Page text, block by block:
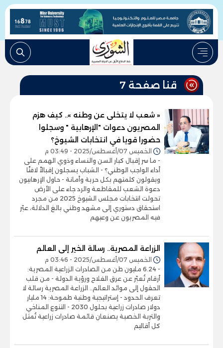
قنا صفحة 7
« شعب لا يتخلى عن وطنه ».. كيف هزم
المصريون دعوات "الإرهابية " وسجلوا
حضورا قويا في انتخابات الشيوخ؟
الخميس 07/أغسطس/2025 - 03:49 م
- ما سر إقبال كبار السن والنساء وذوي الهمم على
أداء الواجب الوطني؟ - الشباب يسجلون إقبالاً لافتًا
ويقولون كلمتهم بكل حرية وأمانة - حاول الإرهابيون
دعوة الشعب للمقاطعة والرد جاء على الأرض
تحولت انتخابات مجلس الشيوخ 2025 من مجرد
استحقاق دستوري إلى مشهد وطني بالغ الدلالة، عبّر
فيه المصريون عن وعيهم
الزراعة المصرية.. رسالة الخير إلى العالم
الخميس 07/أغسطس/2025 - 03:46 م
- 6.24 مليون طن من الصادرات الزراعية المصرية:
أرقام تُعبّر عن عرق الفلاح ورؤية الدولة - من قلب
الحقول إلى موائد العالم.. الزراعة المصرية رسالة لا
تعرف الحدود - إستراتيجية وطنية طموحة: 14 مليار
دولار صادرات زراعية بحلول 2030 - التنوع المناخي
والتربة الخصبة يصنعان قائمة صادرات زراعية تُمثل
كل أقاليم